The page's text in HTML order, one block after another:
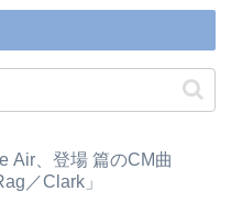
Air、登場 篇のCM曲
／Clark」